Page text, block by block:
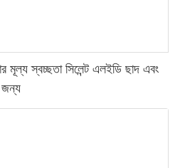
মূল্য স্বচ্ছতা সিলেন্ট এলইডি ছাদ এবং
জন্য